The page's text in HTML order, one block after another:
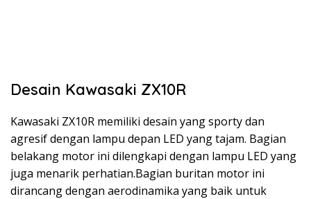
Desain Kawasaki ZX10R
Kawasaki ZX10R memiliki desain yang sporty dan
agresif dengan lampu depan LED yang tajam. Bagian
belakang motor ini dilengkapi dengan lampu LED yang
juga menarik perhatian.Bagian buritan motor ini
dirancang dengan aerodinamika yang baik untuk